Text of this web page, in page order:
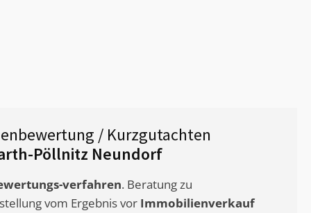
/ Kurzgutachten
Pöllnitz Neundorf
verfahren. Beratung zu
vom Ergebnis vor Immobilienverkauf